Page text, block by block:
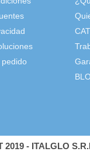
2019 - ITALGLO